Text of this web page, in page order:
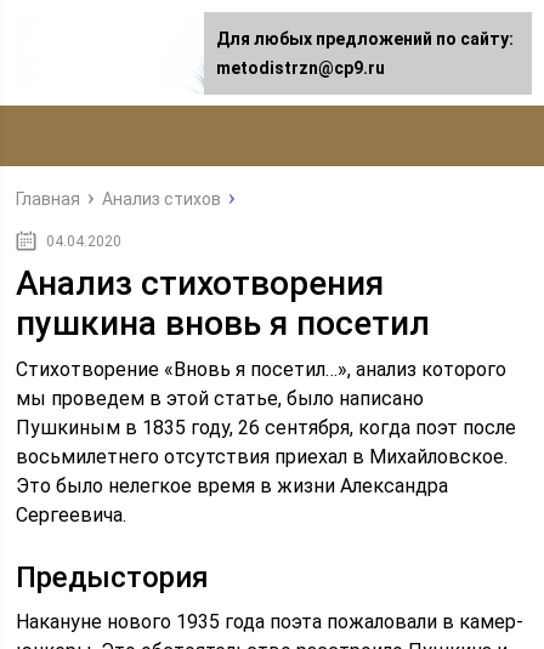
Главная Анализ стихов
04.04.2020
Анализ стихотворения
пушкина вновь я посетил
Стихотворение «Вновь я посетил…», анализ которого
мы проведем в этой статье, было написано
Пушкиным в 1835 году, 26 сентября, когда поэт после
восьмилетнего отсутствия приехал в Михайловское.
Это было нелегкое время в жизни Александра
Сергеевича.
Предыстория
Накануне нового 1935 года поэта пожаловали в камер-
Для любых предложений по сайту:
metodistrzn@cp9.ru